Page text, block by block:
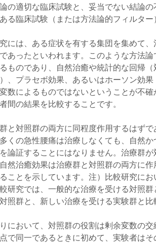
の適切な臨床試験と、妥当でない結論
る臨床試験（または方法論的フィルター
には、ある症状を有する集団を集めて
あったといわれます。このような方法
ものであり、自然治癒や統計的な回帰
、プラセボ効果、あるいはホーソン効
数によるものではないということが不
間の結果を比較することです。
と対照群の両方に同程度作用するはず
くの急性腰痛は治療しなくても、自然
論証することにはなりません。治療群
然治癒効果は治療群と対照群の両方に
ことを示しています。注）比較研究に
研究では、一般的な治療を受ける対照
群と、新しい治療を受ける実験群と比
において、対照群の役割は剰余変数の
で同一であるときに初めて、実験者は